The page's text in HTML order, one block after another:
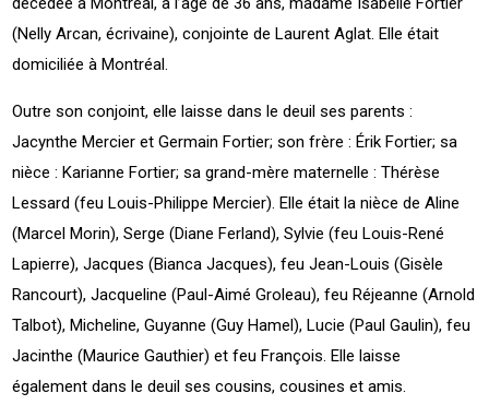
(Nelly Arcan, écrivaine), conjointe de Laurent Aglat. Elle était
domiciliée à Montréal.
Outre son conjoint, elle laisse dans le deuil ses parents :
Jacynthe Mercier et Germain Fortier; son frère : Érik Fortier; sa
nièce : Karianne Fortier; sa grand-mère maternelle : Thérèse
Lessard (feu Louis-Philippe Mercier). Elle était la nièce de Aline
(Marcel Morin), Serge (Diane Ferland), Sylvie (feu Louis-René
Lapierre), Jacques (Bianca Jacques), feu Jean-Louis (Gisèle
Rancourt), Jacqueline (Paul-Aimé Groleau), feu Réjeanne (Arnold
Talbot), Micheline, Guyanne (Guy Hamel), Lucie (Paul Gaulin), feu
Jacinthe (Maurice Gauthier) et feu François. Elle laisse
également dans le deuil ses cousins, cousines et amis.